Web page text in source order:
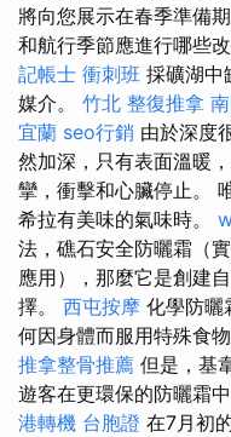
將向您展示在春季準備
和航行季節應進行哪些改
記帳士 衝刺班 採礦湖中
媒介。 竹北 整復推拿
宜蘭 seo行銷 由於深度
然加深，只有表面溫暖
攣​​，衝擊和心臟停止。
希拉有美味的氣味時。
法，礁石安全防曬霜（
應用），那麼它是創建
擇。 西屯按摩 化學防曬
何因身體而服用特殊食
推拿整骨推薦 但是，基
遊客在更環保的防曬霜
港轉機 台胞證 在7月初